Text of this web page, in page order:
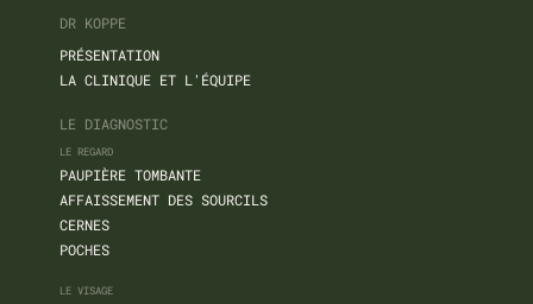
DR KOPPE
PRÉSENTATION
LA CLINIQUE ET L'ÉQUIPE
LE DIAGNOSTIC
LE REGARD
PAUPIÈRE TOMBANTE
AFFAISSEMENT DES SOURCILS
CERNES
POCHES
LE VISAGE